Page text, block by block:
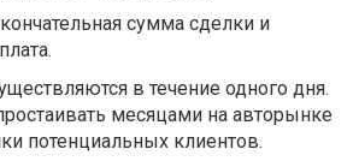
сумма сделки и
в течение одного дня.
месяцами на авторынке
потенциальных клиентов.